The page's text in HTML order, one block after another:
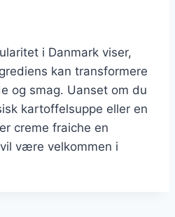
i Danmark viser,
kan transformere
og smag. Uanset om du
kartoffelsuppe eller en
creme fraiche en
være velkommen i